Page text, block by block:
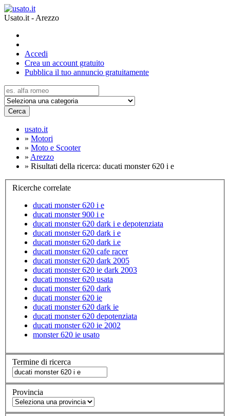
Usato.it - Arezzo
Accedi
Crea un account gratuito
Pubblica il tuo annuncio gratuitamente
Cerca
usato.it
» Motori
» Moto e Scooter
» Arezzo
» Risultati della ricerca: ducati monster 620 i e
Ricerche correlate
ducati monster 620 i e
ducati monster 900 i e
ducati monster 620 dark i e depotenziata
ducati monster 620 dark i e
ducati monster 620 dark i.e
ducati monster 620 cafe racer
ducati monster 620 dark 2005
ducati monster 620 ie dark 2003
ducati monster 620 usata
ducati monster 620 dark
ducati monster 620 ie
ducati monster 620 dark ie
ducati monster 620 depotenziata
ducati monster 620 ie 2002
monster 620 ie usato
Termine di ricerca
Provincia